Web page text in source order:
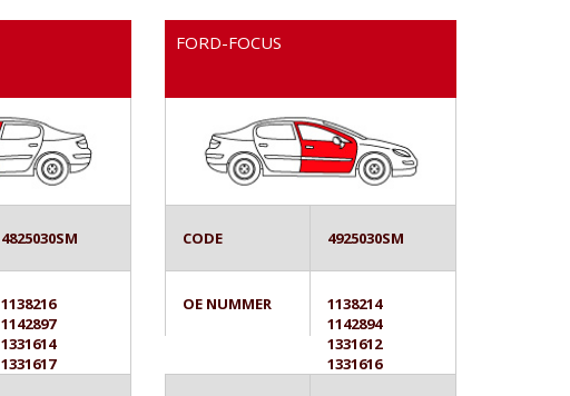
4825030SM
1138216
1142897
1331614
1331617
FORD-FOCUS
CODE 4925030SM
OE NUMMER
1138214
1142894
1331612
1331616